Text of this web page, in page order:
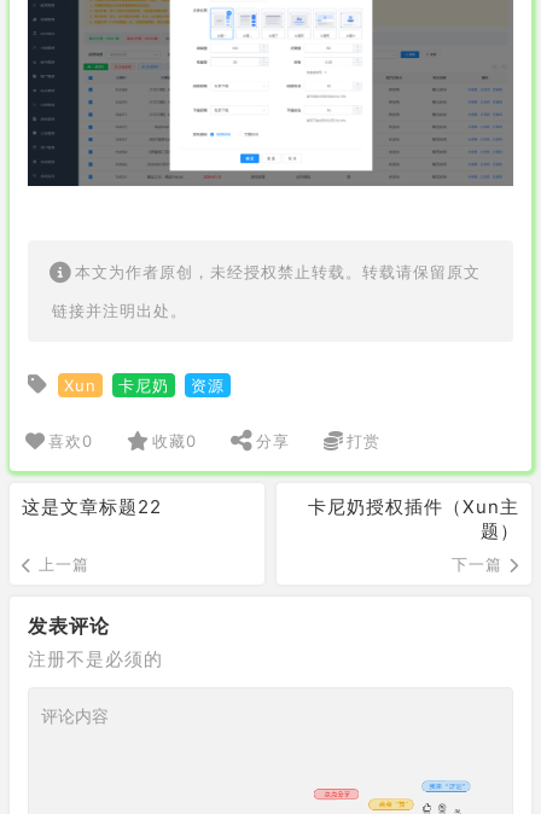
本文为作者原创，未经授权禁止转载。转载请保留原文
链接并注明出处。
Xun 卡尼奶 资源
喜欢0 收藏0 分享 打赏
这是文章标题22
上一篇
卡尼奶授权插件（Xun主
题）
下一篇
发表评论
注册不是必须的